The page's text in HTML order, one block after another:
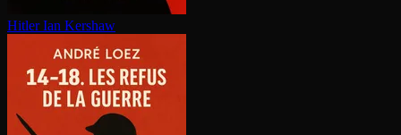
Hitler Ian Kershaw